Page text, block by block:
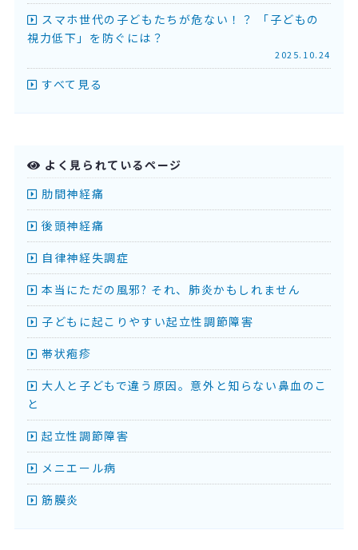
スマホ世代の子どもたちが危ない！？ 「子どもの
視力低下」を防ぐには？
2025.10.24
すべて見る
よく見られているページ
肋間神経痛
後頭神経痛
自律神経失調症
本当にただの風邪? それ、肺炎かもしれません
子どもに起こりやすい起立性調節障害
帯状疱疹
大人と子どもで違う原因。意外と知らない鼻血のこ
と
起立性調節障害
メニエール病
筋膜炎